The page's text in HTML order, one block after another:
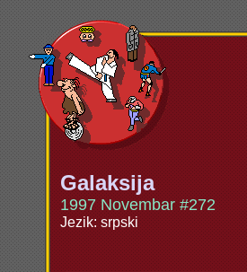
Galaksija
1997 Novembar #272
Jezik: srpski